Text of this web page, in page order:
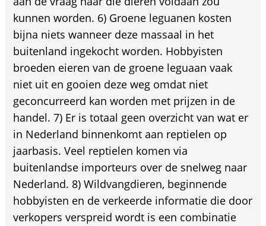
kunnen worden. 6) Groene leguanen kosten
bijna niets wanneer deze massaal in het
buitenland ingekocht worden. Hobbyisten
broeden eieren van de groene leguaan vaak
niet uit en gooien deze weg omdat niet
geconcurreerd kan worden met prijzen in de
handel. 7) Er is totaal geen overzicht van wat er
in Nederland binnenkomt aan reptielen op
jaarbasis. Veel reptielen komen via
buitenlandse importeurs over de snelweg naar
Nederland. 8) Wildvangdieren, beginnende
hobbyisten en de verkeerde informatie die door
verkopers verspreid wordt is een combinatie